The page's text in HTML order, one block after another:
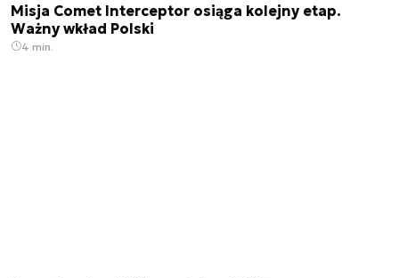
Misja Comet Interceptor osiąga kolejny etap.
Ważny wkład Polski
4 min.